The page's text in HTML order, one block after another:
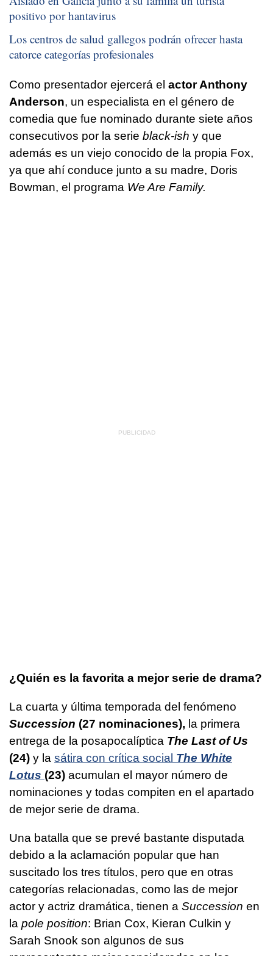
positivo por hantavirus
Los centros de salud gallegos podrán ofrecer hasta
catorce categorías profesionales
Como presentador ejercerá el actor Anthony
Anderson, un especialista en el género de
comedia que fue nominado durante siete años
consecutivos por la serie black-ish y que
además es un viejo conocido de la propia Fox,
ya que ahí conduce junto a su madre, Doris
Bowman, el programa We Are Family.
¿Quién es la favorita a mejor serie de drama?
La cuarta y última temporada del fenómeno
Succession (27 nominaciones), la primera
entrega de la posapocalíptica The Last of Us
(24) y la sátira con crítica social The White
Lotus (23) acumulan el mayor número de
nominaciones y todas compiten en el apartado
de mejor serie de drama.
Una batalla que se prevé bastante disputada
debido a la aclamación popular que han
suscitado los tres títulos, pero que en otras
categorías relacionadas, como las de mejor
actor y actriz dramática, tienen a Succession en
la pole position: Brian Cox, Kieran Culkin y
Sarah Snook son algunos de sus